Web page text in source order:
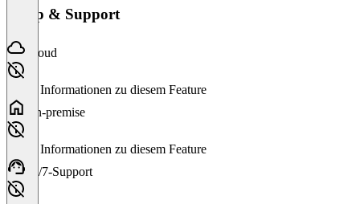
Setup & Support
Cloud
Keine Informationen zu diesem Feature
On-premise
Keine Informationen zu diesem Feature
24/7-Support